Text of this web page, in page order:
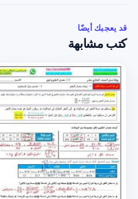
قد يعجبك أيضًا
كتب مشابهة